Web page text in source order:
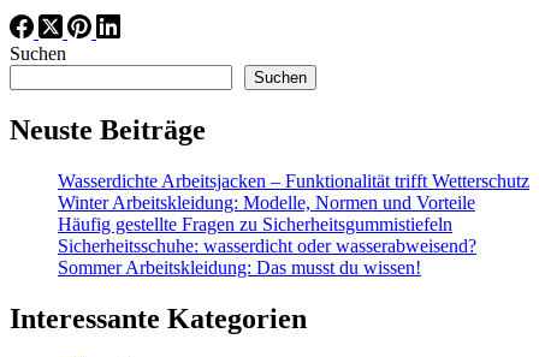
Suchen
Suchen
Neuste Beiträge
Wasserdichte Arbeitsjacken – Funktionalität trifft Wetterschutz
Winter Arbeitskleidung: Modelle, Normen und Vorteile
Häufig gestellte Fragen zu Sicherheitsgummistiefeln
Sicherheitsschuhe: wasserdicht oder wasserabweisend?
Sommer Arbeitskleidung: Das musst du wissen!
Interessante Kategorien